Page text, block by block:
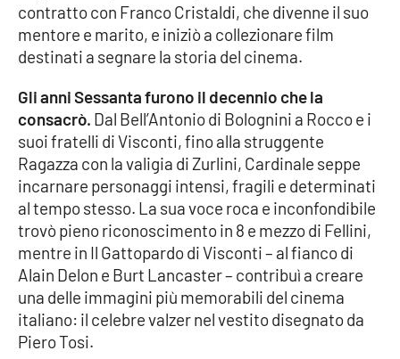
Sanità
Società
Sport
RUBRICHE
Good Morning Vietnam
Parchi Marini Calabria
Leggendo Alvaro insieme
Imprese Di Calabria
contratto con Franco Cristaldi, che divenne il suo
mentore e marito, e iniziò a collezionare film
destinati a segnare la storia del cinema.
Gli anni Sessanta furono il decennio che la
consacrò. Dal Bell’Antonio di Bolognini a Rocco e i
suoi fratelli di Visconti, fino alla struggente
Ragazza con la valigia di Zurlini, Cardinale seppe
incarnare personaggi intensi, fragili e determinati
al tempo stesso. La sua voce roca e inconfondibile
trovò pieno riconoscimento in 8 e mezzo di Fellini,
mentre in Il Gattopardo di Visconti – al fianco di
Alain Delon e Burt Lancaster – contribuì a creare
una delle immagini più memorabili del cinema
italiano: il celebre valzer nel vestito disegnato da
Piero Tosi.